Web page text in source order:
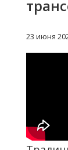
23 июня